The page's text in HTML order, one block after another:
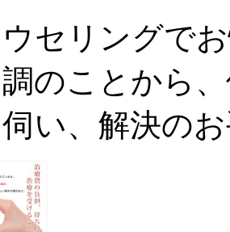
セリングで
のことから
い、解決の